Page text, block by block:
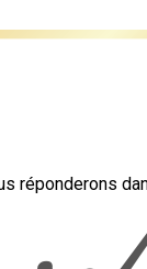
réponderons